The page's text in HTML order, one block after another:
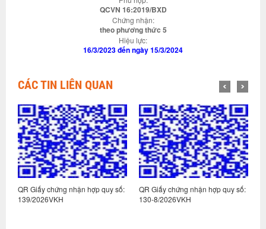
QCVN 16:2019/BXD
Chứng nhận:
theo phương thức 5
Hiệu lực:
16/3/2023 đến ngày 15/3/2024
CÁC TIN LIÊN QUAN
QR Giấy chứng nhận hợp quy số:
139/2026VKH
QR Giấy chứng nhận hợp quy số:
130-8/2026VKH